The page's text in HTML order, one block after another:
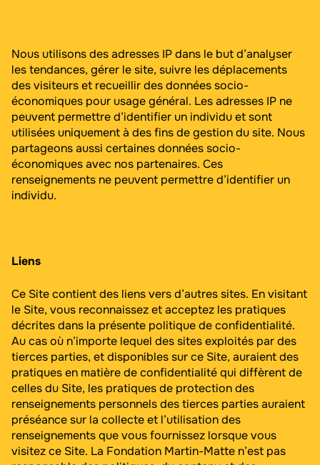
Nous utilisons des adresses IP dans le but d’analyser
les tendances, gérer le site, suivre les déplacements
des visiteurs et recueillir des données socio-
économiques pour usage général. Les adresses IP ne
peuvent permettre d’identifier un individu et sont
utilisées uniquement à des fins de gestion du site. Nous
partageons aussi certaines données socio-
économiques avec nos partenaires. Ces
renseignements ne peuvent permettre d’identifier un
individu.
Liens
Ce Site contient des liens vers d’autres sites. En visitant
le Site, vous reconnaissez et acceptez les pratiques
décrites dans la présente politique de confidentialité.
Au cas où n’importe lequel des sites exploités par des
tierces parties, et disponibles sur ce Site, auraient des
pratiques en matière de confidentialité qui diffèrent de
celles du Site, les pratiques de protection des
renseignements personnels des tierces parties auraient
préséance sur la collecte et l’utilisation des
renseignements que vous fournissez lorsque vous
visitez ce Site. La Fondation Martin-Matte n’est pas